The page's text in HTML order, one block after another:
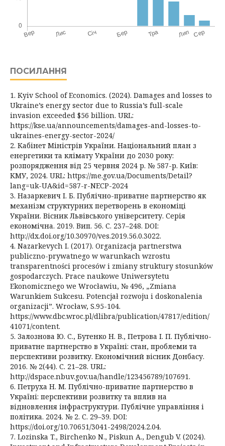
ПОСИЛАННЯ
1. Kyiv School of Economics. (2024). Damages and losses to
Ukraine’s energy sector due to Russia’s full-scale
invasion exceeded $56 billion. URL:
https://kse.ua/announcements/damages-and-losses-to-
ukraines-energy-sector-2024/
2. Кабінет Міністрів України. Національний план з
енергетики та клімату України до 2030 року:
розпорядження від 25 червня 2024 р. № 587-р. Київ:
КМУ, 2024. URL: https://me.gov.ua/Documents/Detail?
lang=uk-UA&id=587-r-NECP-2024
3. Назаркевич І. Б. Публічно-приватне партнерство як
механізм структурних перетворень в економіці
України. Вісник Львівського університету. Серія
економічна. 2019. Вип. 56. С. 237–248. DOI:
http://dx.doi.org/10.30970/ves.2019.56.0.3022.
4. Nazarkevych I. (2017). Organizacja partnerstwa
publiczno-prywatnego w warunkach wzrostu
transparentności procesów i zmiany struktury stosunków
gospodarczych. Prace naukowe Uniwersytetu
Ekonomicznego we Wrocławiu, № 496, „Zmiana
Warunkiem Sukcesu. Potencjał rozwoju i doskonalenia
organizacji”. Wrocław, S.95-104.
https://www.dbc.wroc.pl/dlibra/publication/47817/edition/
41071/content.
5. Залознова Ю. С., Бутенко Н. В., Петрова І. П. Публічно-
приватне партнерство в Україні: стан, проблеми та
перспективи розвитку. Економічний вісник Донбасу.
2016. № 2(44). С. 21–28. URL:
http://dspace.nbuv.gov.ua/handle/123456789/107691.
6. Петруха Н. М. Публічно-приватне партнерство в
Україні: перспективи розвитку та вплив на
відновлення інфраструктури. Публічне управління і
політика. 2024. № 2. С. 29–39. DOI:
https://doi.org/10.70651/3041-2498/2024.2.04.
7. Lozinska T., Birchenko N., Piskun A., Dengub V. (2024).